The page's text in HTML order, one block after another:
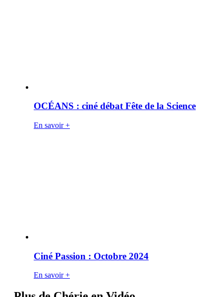
OCÉANS : ciné débat Fête de la Science
En savoir +
Ciné Passion : Octobre 2024
En savoir +